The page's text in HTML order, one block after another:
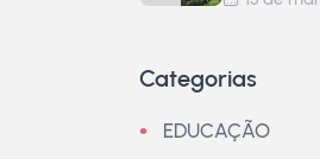
Categorias
EDUCAÇÃO